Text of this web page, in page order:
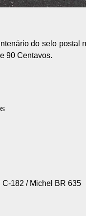
do selo postal
90 Centavos.
C-182 / Michel BR 635